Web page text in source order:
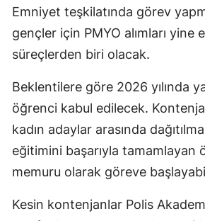
Emniyet teşkilatında görev
gençler için PMYO alımları yine
süreçlerden biri olacak.
Beklentilere göre 2026 yılında
öğrenci kabul edilecek.
kadın adaylar arasında
eğitimini başarıyla tamamlayan
memuru olarak göreve
Kesin kontenjanlar Polis